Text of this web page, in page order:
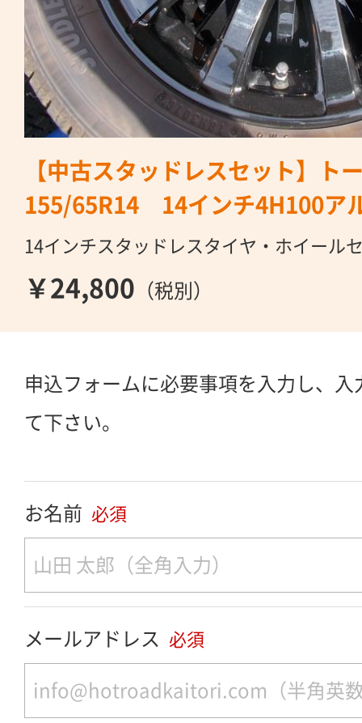
【中古スタッドレスセット】ト
155/65R14 14インチ4H100ア
14インチスタッドレスタイヤ・ホイール
￥24,800 （税別）
申込フォームに必要事項を入力し、
て下さい。
お名前 必須
メールアドレス 必須